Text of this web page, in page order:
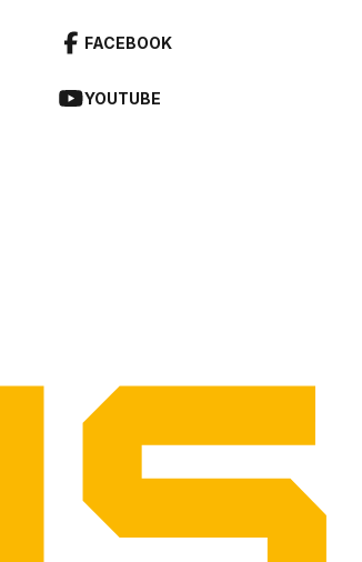
FACEBOOK
YOUTUBE